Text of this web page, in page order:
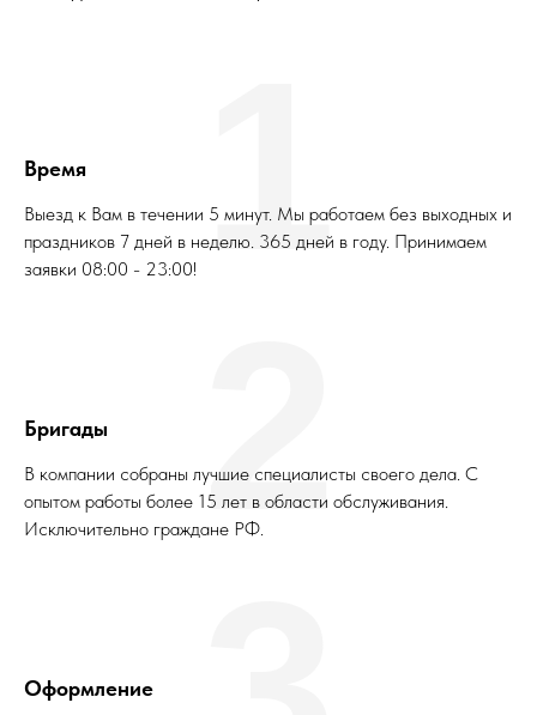
Время
Выезд к Вам в течении 5 минут. Мы работаем без выходных и
праздников 7 дней в неделю. 365 дней в году. Принимаем
заявки 08:00 - 23:00! 1
Бригады
В компании собраны лучшие специалисты своего дела. С
опытом работы более 15 лет в области обслуживания.
Исключительно граждане РФ.2
Оформление